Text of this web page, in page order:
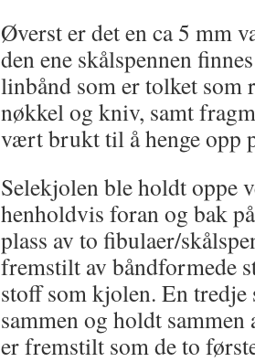
Øverst er det en ca 5 mm
den ene skålspennen
linbånd som er tolket som
nøkkel og kniv, samt
vært brukt til å henge opp
Selekjolen ble holdt oppe
henholdvis foran og bak
plass av to fibulaer/
fremstilt av båndformede
stoff som kjolen. En
sammen og holdt
er fremstilt som de to